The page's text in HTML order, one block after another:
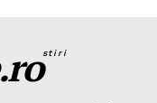
stiri